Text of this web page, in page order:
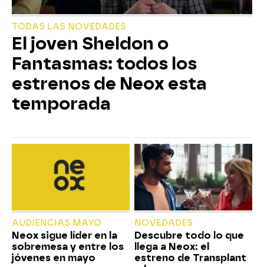
TODAS LAS NOVEDADES
El joven Sheldon o
Fantasmas: todos los
estrenos de Neox esta
temporada
AUDIENCIAS MAYO
Neox sigue líder en la
sobremesa y entre los
jóvenes en mayo
NOVEDADES
Descubre todo lo que
llega a Neox: el
estreno de Transplant